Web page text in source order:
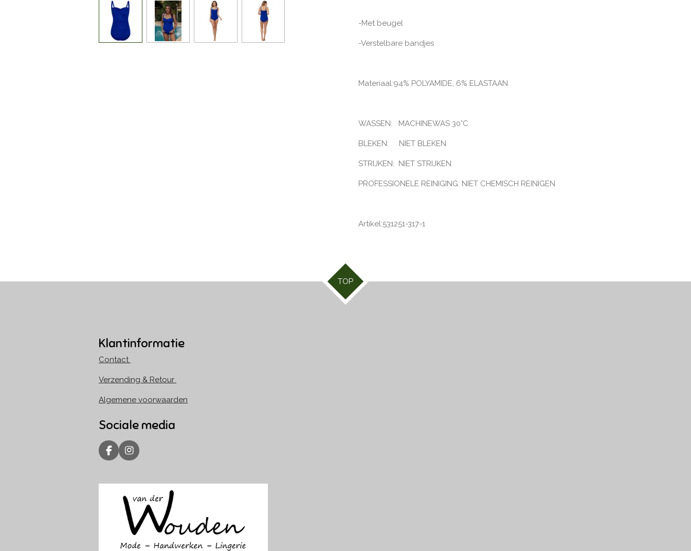
-Met beugel
-Verstelbare bandjes
Materiaal:94% POLYAMIDE, 6% ELASTAAN
WASSEN: MACHINEWAS 30°C
BLEKEN: NIET BLEKEN
STRIJKEN: NIET STRIJKEN
PROFESSIONELE REINIGING: NIET CHEMISCH REINIGEN
Artikel:531251-317-1
TOP
Klantinformatie
Contact
Verzending & Retour
Algemene voorwaarden
Sociale media
F
a
e
I
n
t
g
r
a
m